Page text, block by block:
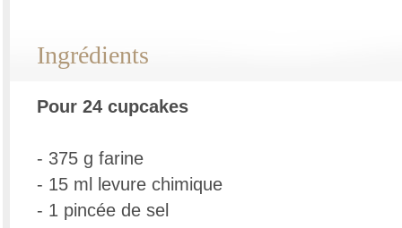
Ingrédients
Pour 24 cupcakes
- 375 g farine
- 15 ml levure chimique
- 1 pincée de sel